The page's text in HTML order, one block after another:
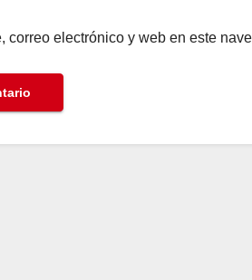
correo electrónico y web en este